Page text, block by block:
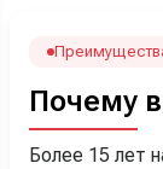
менеджеру
Почему
Более 15 лет